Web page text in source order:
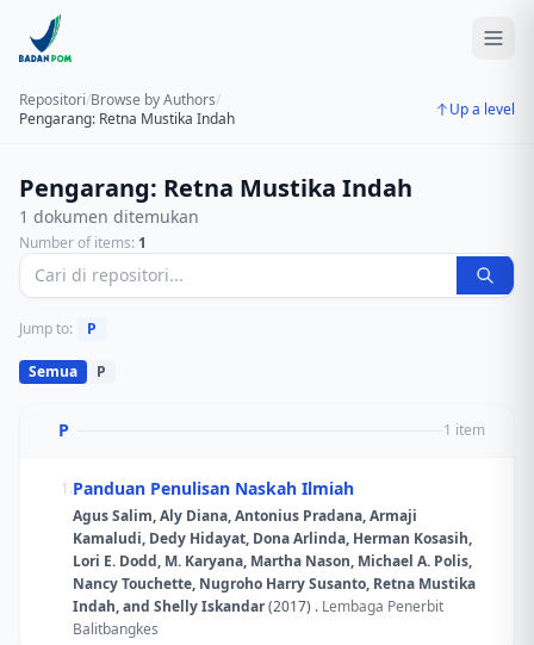
Repositori/Browse by Authors/
Pengarang: Retna Mustika Indah
Up a level
Pengarang: Retna Mustika Indah
1 dokumen ditemukan
Number of items: 1
Jump to: P
Semua P
P 1 item
1.Panduan Penulisan Naskah Ilmiah
Agus Salim, Aly Diana, Antonius Pradana, Armaji
Kamaludi, Dedy Hidayat, Dona Arlinda, Herman Kosasih,
Lori E. Dodd, M. Karyana, Martha Nason, Michael A. Polis,
Nancy Touchette, Nugroho Harry Susanto, Retna Mustika
Indah, and Shelly Iskandar(2017) . Lembaga Penerbit
Balitbangkes